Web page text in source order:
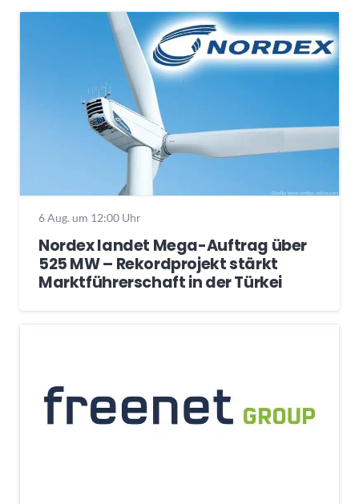
6 Aug. um 12:00 Uhr
Nordex landet Mega-Auftrag über
525 MW – Rekordprojekt stärkt
Marktführerschaft in der Türkei